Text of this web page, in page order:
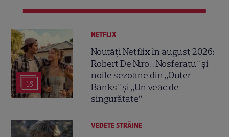
16
NETFLIX
Noutăți Netflix în august 2026:
Robert De Niro, „Nosferatu” și
noile sezoane din „Outer
Banks” și „Un veac de
singurătate”
VEDETE STRĂINE